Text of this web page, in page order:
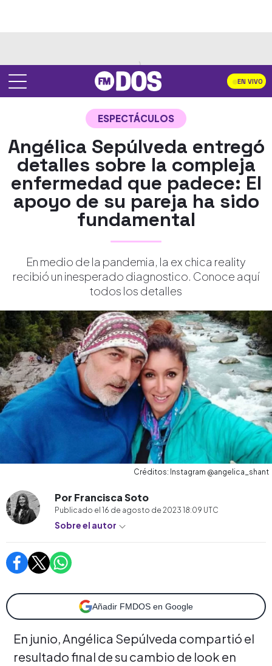
EN VIVO
ESPECTÁCULOS
Angélica Sepúlveda entregó
detalles sobre la compleja
enfermedad que padece: El
apoyo de su pareja ha sido
fundamental
En medio de la pandemia, la ex chica reality
recibió un inesperado diagnostico. Conoce aquí
todos los detalles
Créditos: Instagram @angelica_shant
Por Francisca Soto
Publicado el 16 de agosto de 2023 18:09 UTC
Sobre el autor
Añadir FMDOS en Google
En junio, Angélica Sepúlveda compartió el
resultado final de su cambio de look en